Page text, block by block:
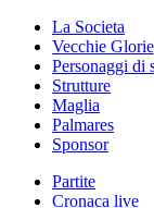
La Societa
Vecchie Glorie
Personaggi di
Strutture
Maglia
Palmares
Sponsor
Partite
Cronaca live